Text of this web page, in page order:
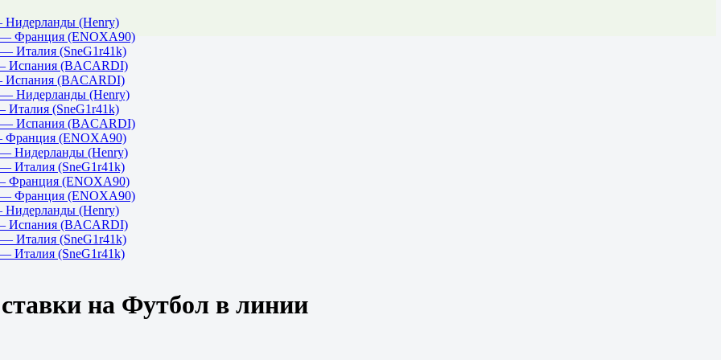
на Футбол в линии
Нидерланды (Henry)
Франция (ENOXA90)
Италия (SneG1r41k)
Испания (BACARDI)
Испания (BACARDI)
Нидерланды (Henry)
(SneG1r41k)
Испания (BACARDI)
Франция (ENOXA90)
Нидерланды (Henry)
Италия (SneG1r41k)
Франция (ENOXA90)
Франция (ENOXA90)
Нидерланды (Henry)
Испания (BACARDI)
Италия (SneG1r41k)
Италия (SneG1r41k)